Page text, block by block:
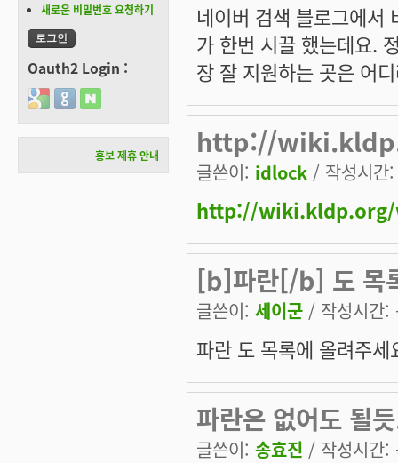
네이버 검색 블로그에
가 한번 시끌 했는데요.
장 잘 지원하는 곳은 어
http://
글쓴이: idlock / 작성시
http://wiki.kldp.org/
[b]파란[/b] 도 목
글쓴이: 세이군 / 작성시간
파란 도 목록에 올려주세
파란은 없어도 될
글쓴이: 송효진 / 작성시간
새로운 비밀번호 요청하기
Oauth2 Login :
Login with Google
Login with GitHub
Login with Naver
홍보 제휴 안내